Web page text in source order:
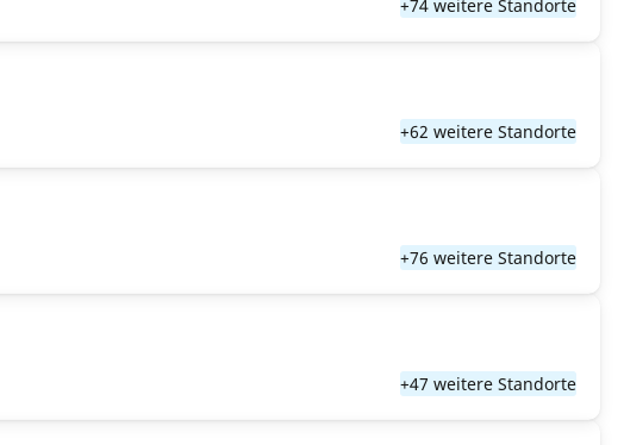
+74 weitere Standorte
+62 weitere Standorte
+76 weitere Standorte
+47 weitere Standorte